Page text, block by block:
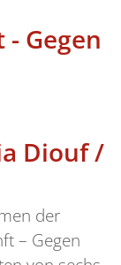
Gegen
Diouf /
der
– Gegen